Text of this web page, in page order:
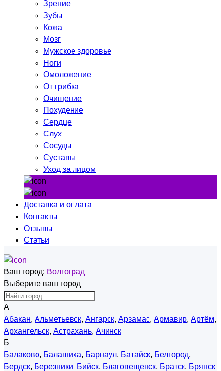
Зрение
Зубы
Кожа
Мозг
Мужское здоровье
Ноги
Омоложение
От грибка
Очищение
Похудение
Сердце
Слух
Сосуды
Суставы
Уход за лицом
Доставка и оплата
Контакты
Отзывы
Статьи
Ваш город: Волгоград
Выберите ваш город
А
Абакан, Альметьевск, Ангарск, Арзамас, Армавир, Артём,
Архангельск, Астрахань, Ачинск
Б
Балаково, Балашиха, Барнаул, Батайск, Белгород,
Бердск, Березники, Бийск, Благовещенск, Братск, Брянск